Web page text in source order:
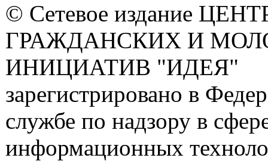
© Сетевое издание
ГРАЖДАНСКИХ И
ИНИЦИАТИВ "ИДЕЯ"
зарегистрировано в
службе по надзору в
информационных